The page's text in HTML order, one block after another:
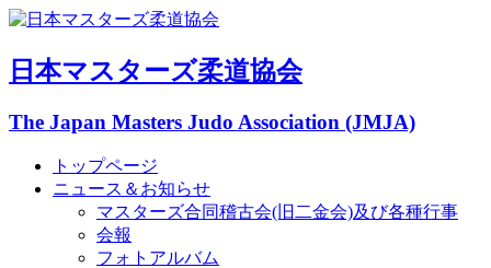
日本マスターズ柔道協会
The Japan Masters Judo Association (JMJA)
トップページ
ニュース＆お知らせ
マスターズ合同稽古会(旧二金会)及び各種行事
会報
フォトアルバム